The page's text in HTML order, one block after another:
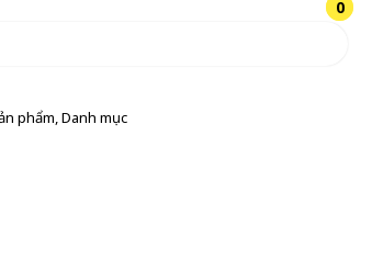
phẩm, Danh mục
0
0